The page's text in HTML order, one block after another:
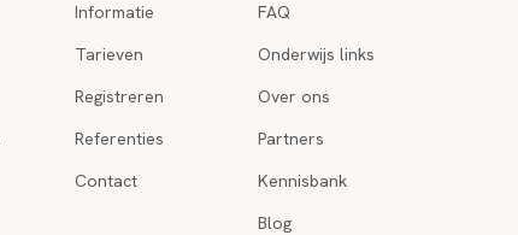
Informatie
Tarieven
Registreren
Referenties
Contact
FAQ
Onderwijs links
Over ons
Partners
Kennisbank
Blog